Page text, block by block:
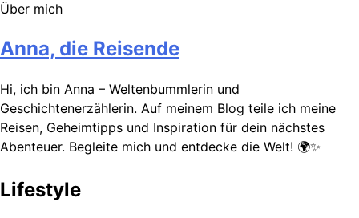
Über mich
Anna, die Reisende
Hi, ich bin Anna – Weltenbummlerin und
Geschichtenerzählerin. Auf meinem Blog teile ich meine
Reisen, Geheimtipps und Inspiration für dein nächstes
Abenteuer. Begleite mich und entdecke die Welt! 🌍✨
Lifestyle